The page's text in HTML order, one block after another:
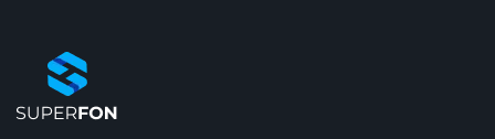
EAN:
6957303836321